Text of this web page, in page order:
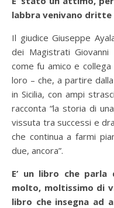
labbra venivano dritte
Il giudice Giuseppe
dei Magistrati
come fu amico e
loro – che, a partire
in Sicilia, con ampi
racconta “la storia di
vissuta tra successi e
che continua a farmi
due, ancora”.
E’ un libro che
molto, moltissimo di
libro che insegna ad